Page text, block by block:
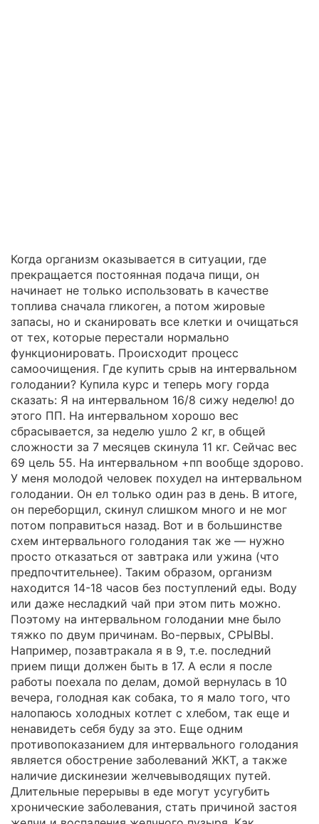
Когда организм оказывается в ситуации, где
прекращается постоянная подача пищи, он
начинает не только использовать в качестве
топлива сначала гликоген, а потом жировые
запасы, но и сканировать все клетки и очищаться
от тех, которые перестали нормально
функционировать. Происходит процесс
самоочищения. Где купить срыв на интервальном
голодании? Купила курс и теперь могу горда
сказать: Я на интервальном 16/8 сижу неделю! до
этого ПП. На интервальном хорошо вес
сбрасывается, за неделю ушло 2 кг, в общей
сложности за 7 месяцев скинула 11 кг. Сейчас вес
69 цель 55. На интервальном +пп вообще здорово.
У меня молодой человек похудел на интервальном
голодании. Он ел только один раз в день. В итоге,
он переборщил, скинул слишком много и не мог
потом поправиться назад. Вот и в большинстве
схем интервального голодания так же — нужно
просто отказаться от завтрака или ужина (что
предпочтительнее). Таким образом, организм
находится 14-18 часов без поступлений еды. Воду
или даже несладкий чай при этом пить можно.
Поэтому на интервальном голодании мне было
тяжко по двум причинам. Во-первых, СРЫВЫ.
Например, позавтракала я в 9, т.е. последний
прием пищи должен быть в 17. А если я после
работы поехала по делам, домой вернулась в 10
вечера, голодная как собака, то я мало того, что
налопаюсь холодных котлет с хлебом, так еще и
ненавидеть себя буду за это. Еще одним
противопоказанием для интервального голодания
является обострение заболеваний ЖКТ, а также
наличие дискинезии желчевыводящих путей.
Длительные перерывы в еде могут усугубить
хронические заболевания, стать причиной застоя